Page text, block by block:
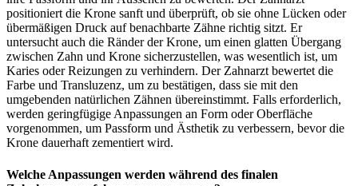
positioniert die Krone sanft und überprüft, ob sie ohne Lücken oder
übermäßigen Druck auf benachbarte Zähne richtig sitzt. Er
untersucht auch die Ränder der Krone, um einen glatten Übergang
zwischen Zahn und Krone sicherzustellen, was wesentlich ist, um
Karies oder Reizungen zu verhindern. Der Zahnarzt bewertet die
Farbe und Transluzenz, um zu bestätigen, dass sie mit den
umgebenden natürlichen Zähnen übereinstimmt. Falls erforderlich,
werden geringfügige Anpassungen an Form oder Oberfläche
vorgenommen, um Passform und Ästhetik zu verbessern, bevor die
Krone dauerhaft zementiert wird.
Welche Anpassungen werden während des finalen